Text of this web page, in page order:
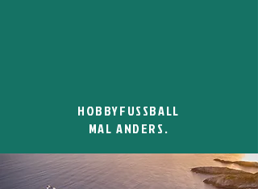
HOBBYFUSSBALL
MAL ANDERS.